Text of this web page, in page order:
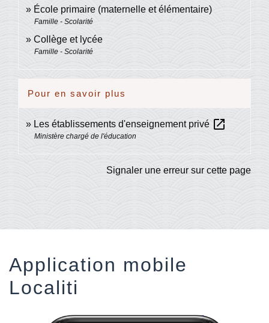
École primaire (maternelle et élémentaire)
Famille - Scolarité
Collège et lycée
Famille - Scolarité
Pour en savoir plus
Les établissements d'enseignement privé open_in_new
Ministère chargé de l'éducation
Signaler une erreur sur cette page
Application mobile
Localiti